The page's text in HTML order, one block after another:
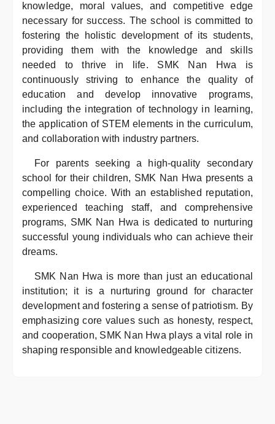
knowledge, moral values, and competitive edge
necessary for success. The school is committed to
fostering the holistic development of its students,
providing them with the knowledge and skills
needed to thrive in life. SMK Nan Hwa is
continuously striving to enhance the quality of
education and develop innovative programs,
including the integration of technology in learning,
the application of STEM elements in the curriculum,
and collaboration with industry partners.
For parents seeking a high-quality secondary
school for their children, SMK Nan Hwa presents a
compelling choice. With an established reputation,
experienced teaching staff, and comprehensive
programs, SMK Nan Hwa is dedicated to nurturing
successful young individuals who can achieve their
dreams.
SMK Nan Hwa is more than just an educational
institution; it is a nurturing ground for character
development and fostering a sense of patriotism. By
emphasizing core values such as honesty, respect,
and cooperation, SMK Nan Hwa plays a vital role in
shaping responsible and knowledgeable citizens.